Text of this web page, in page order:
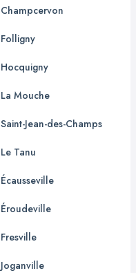
Champcervon
Folligny
Hocquigny
La Mouche
Saint-Jean-des-Champs
Le Tanu
Écausseville
Éroudeville
Fresville
Joganville